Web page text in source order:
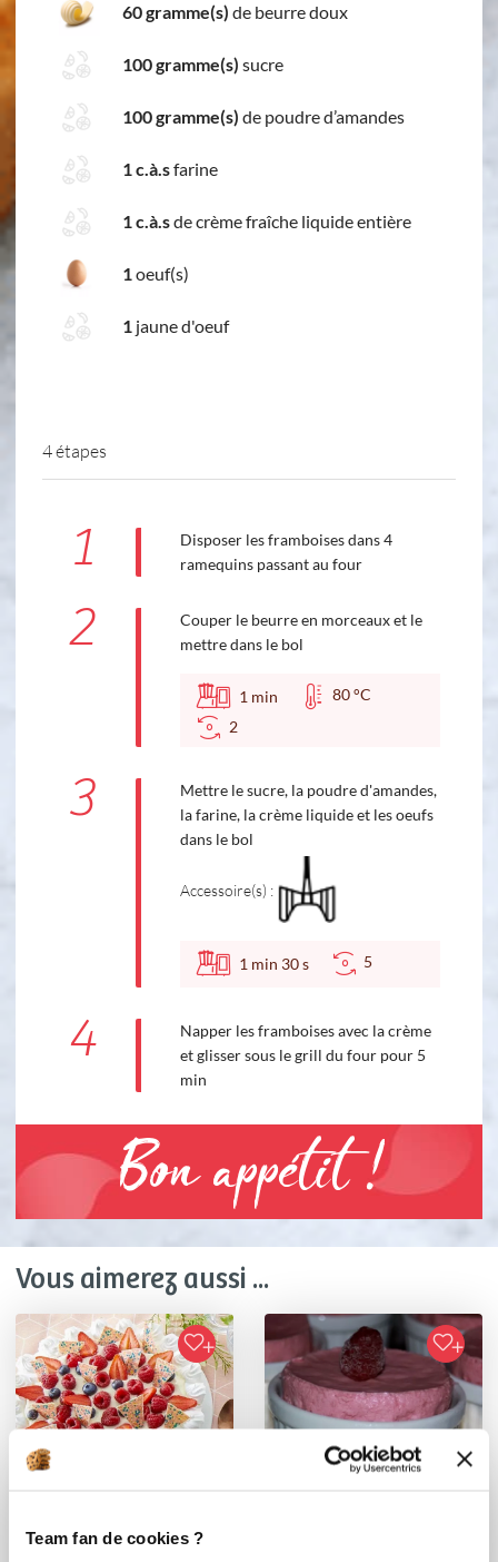
Team fan de cookies ?
60 gramme(s) de beurre doux
100 gramme(s) sucre
100 gramme(s) de poudre d’amandes
1 c.à.sfarine
1 c.à.sde crème fraîche liquide entière
1oeuf(s)
1 jaune d'oeuf
4 étapes
1
Disposer les framboises dans 4
ramequins passant au four
2
Couper le beurre en morceaux et le
mettre dans le bol
1 min
80 °C
2
3
Mettre le sucre, la poudre d'amandes,
la farine, la crème liquide et les oeufs
dans le bol
Accessoire(s) :
1 min 30s 5
4
Napper les framboises avec la crème
et glisser sous le grill du four pour 5
min
Bon appétit !
Vous aimerez aussi ...